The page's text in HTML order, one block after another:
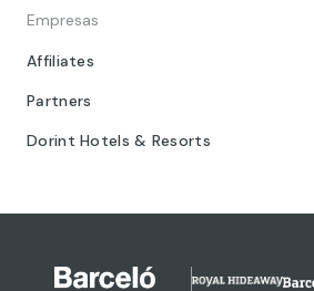
Empresas
Affiliates
Partners
Dorint Hotels & Resorts